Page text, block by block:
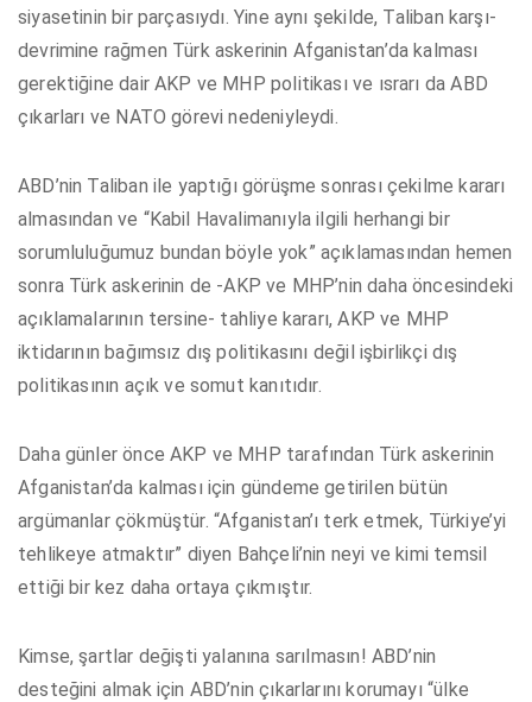
siyasetinin bir parçasıydı. Yine aynı şekilde, Taliban karşı-
devrimine rağmen Türk askerinin Afganistan’da kalması
gerektiğine dair AKP ve MHP politikası ve ısrarı da ABD
çıkarları ve NATO görevi nedeniyleydi.
ABD’nin Taliban ile yaptığı görüşme sonrası çekilme kararı
almasından ve “Kabil Havalimanıyla ilgili herhangi bir
sorumluluğumuz bundan böyle yok” açıklamasından hemen
sonra Türk askerinin de -AKP ve MHP’nin daha öncesindeki
açıklamalarının tersine- tahliye kararı, AKP ve MHP
iktidarının bağımsız dış politikasını değil işbirlikçi dış
politikasının açık ve somut kanıtıdır.
Daha günler önce AKP ve MHP tarafından Türk askerinin
Afganistan’da kalması için gündeme getirilen bütün
argümanlar çökmüştür. “Afganistan’ı terk etmek, Türkiye’yi
tehlikeye atmaktır” diyen Bahçeli’nin neyi ve kimi temsil
ettiği bir kez daha ortaya çıkmıştır.
Kimse, şartlar değişti yalanına sarılmasın! ABD’nin
desteğini almak için ABD’nin çıkarlarını korumayı “ülke